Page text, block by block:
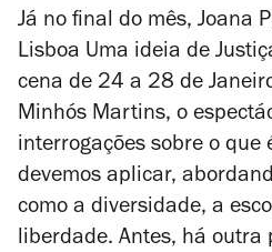
Já no final do mês, Joana
Lisboa Uma ideia de
cena de 24 a 28 de
Minhós Martins, o
interrogações sobre o que
devemos aplicar,
como a diversidade, a
liberdade. Antes, há outra